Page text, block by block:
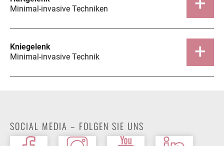
Minimal-invasive Techniken
Kniegelenk
Minimal-invasive Technik
SOCIAL MEDIA – FOLGEN SIE UNS